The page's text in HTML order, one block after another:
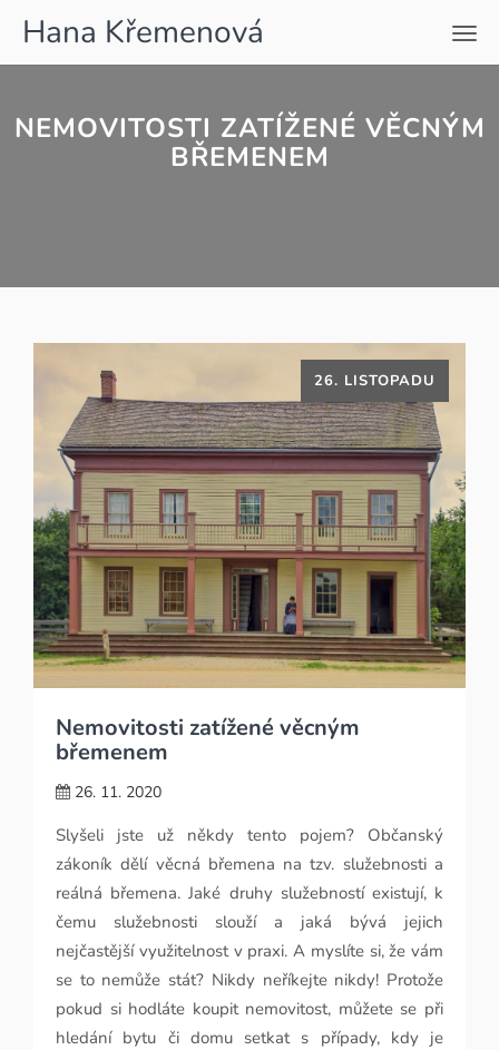
Hana Křemenová
NEMOVITOSTI ZATÍŽENÉ VĚCNÝM
BŘEMENEM
Nemovitosti zatížené věcným
břemenem
26. 11. 2020
26. LISTOPADU
Slyšeli jste už někdy tento pojem? Občanský
zákoník dělí věcná břemena na tzv. služebnosti a
reálná břemena. Jaké druhy služebností existují, k
čemu služebnosti slouží a jaká bývá jejich
nejčastější využitelnost v praxi. A myslíte si, že vám
se to nemůže stát? Nikdy neříkejte nikdy! Protože
pokud si hodláte koupit nemovitost, můžete se při
hledání bytu či domu setkat s případy, kdy je